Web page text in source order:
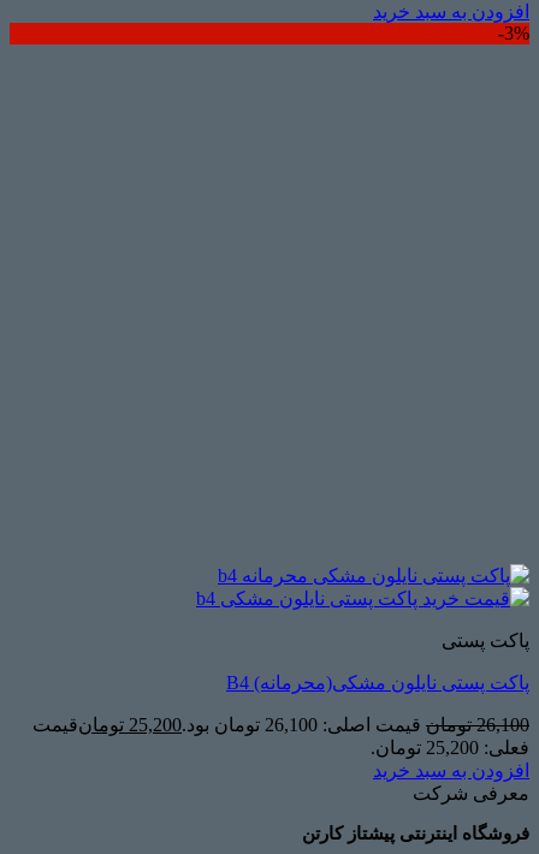
افزودن به سبد خرید
3%-
پاکت پستی
پاکت پستی نایلون مشکی(محرمانه) B4
26,100 تومان قیمت اصلی: 26,100 تومان بود. 25,200 تومانقیمت
فعلی: 25,200 تومان.
افزودن به سبد خرید
معرفی شرکت
فروشگاه اینترنتی پیشتاز کارتن